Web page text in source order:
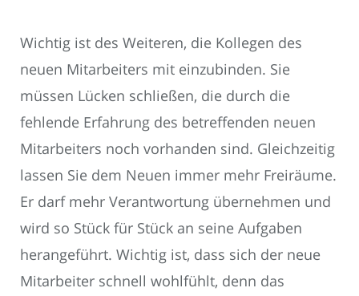
Wichtig ist des Weiteren, die Kollegen des
neuen Mitarbeiters mit einzubinden. Sie
müssen Lücken schließen, die durch die
fehlende Erfahrung des betreffenden neuen
Mitarbeiters noch vorhanden sind. Gleichzeitig
lassen Sie dem Neuen immer mehr Freiräume.
Er darf mehr Verantwortung übernehmen und
wird so Stück für Stück an seine Aufgaben
herangeführt. Wichtig ist, dass sich der neue
Mitarbeiter schnell wohlfühlt, denn das